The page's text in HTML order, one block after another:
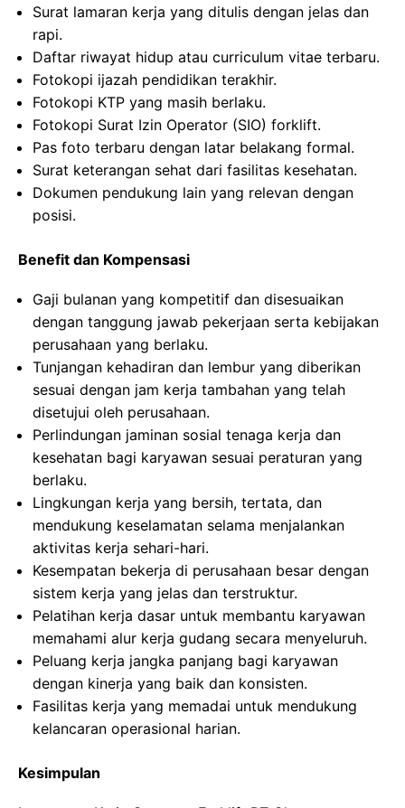
Surat lamaran kerja yang ditulis dengan jelas dan
rapi.
Daftar riwayat hidup atau curriculum vitae terbaru.
Fotokopi ijazah pendidikan terakhir.
Fotokopi KTP yang masih berlaku.
Fotokopi Surat Izin Operator (SIO) forklift.
Pas foto terbaru dengan latar belakang formal.
Surat keterangan sehat dari fasilitas kesehatan.
Dokumen pendukung lain yang relevan dengan
posisi.
Benefit dan Kompensasi
Gaji bulanan yang kompetitif dan disesuaikan
dengan tanggung jawab pekerjaan serta kebijakan
perusahaan yang berlaku.
Tunjangan kehadiran dan lembur yang diberikan
sesuai dengan jam kerja tambahan yang telah
disetujui oleh perusahaan.
Perlindungan jaminan sosial tenaga kerja dan
kesehatan bagi karyawan sesuai peraturan yang
berlaku.
Lingkungan kerja yang bersih, tertata, dan
mendukung keselamatan selama menjalankan
aktivitas kerja sehari-hari.
Kesempatan bekerja di perusahaan besar dengan
sistem kerja yang jelas dan terstruktur.
Pelatihan kerja dasar untuk membantu karyawan
memahami alur kerja gudang secara menyeluruh.
Peluang kerja jangka panjang bagi karyawan
dengan kinerja yang baik dan konsisten.
Fasilitas kerja yang memadai untuk mendukung
kelancaran operasional harian.
Kesimpulan